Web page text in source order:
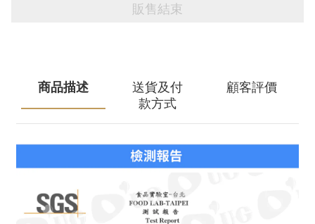
販售結束
商品描述
送貨及付
款方式
顧客評價